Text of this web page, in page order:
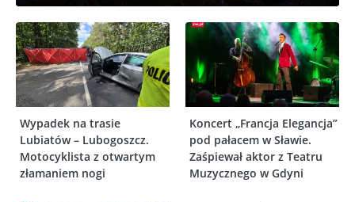
Wypadek na trasie
Lubiatów – Lubogoszcz.
Motocyklista z otwartym
złamaniem nogi
Koncert „Francja Elegancja”
pod pałacem w Sławie.
Zaśpiewał aktor z Teatru
Muzycznego w Gdyni